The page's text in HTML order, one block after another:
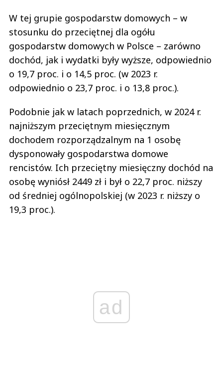
W tej grupie gospodarstw domowych – w
stosunku do przeciętnej dla ogółu
gospodarstw domowych w Polsce – zarówno
dochód, jak i wydatki były wyższe, odpowiednio
o 19,7 proc. i o 14,5 proc. (w 2023 r.
odpowiednio o 23,7 proc. i o 13,8 proc.).
Podobnie jak w latach poprzednich, w 2024 r.
najniższym przeciętnym miesięcznym
dochodem rozporządzalnym na 1 osobę
dysponowały gospodarstwa domowe
rencistów. Ich przeciętny miesięczny dochód na
osobę wyniósł 2449 zł i był o 22,7 proc. niższy
od średniej ogólnopolskiej (w 2023 r. niższy o
19,3 proc.).
ad